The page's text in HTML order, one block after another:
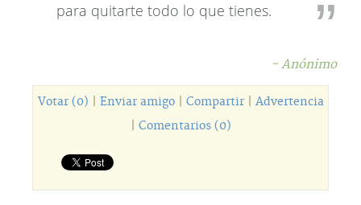
para quitarte todo lo que tienes.
- Anónimo
Votar (0) Enviar amigo| Compartir| Advertencia
Comentarios (0)